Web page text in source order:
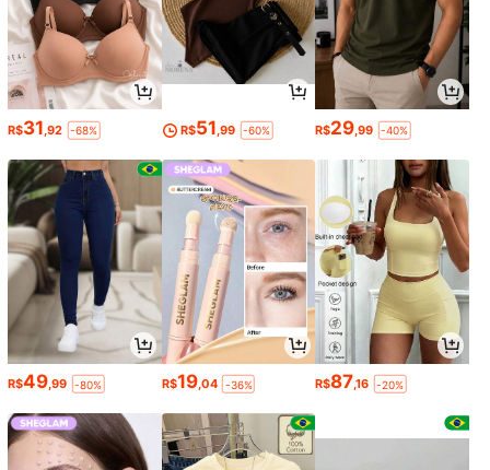
R$31 ,92 -68% R$51 ,99 -60% R$29 ,99 -40%
R$49 ,99 -80% R$19,04 -36% R$87,16 -20%